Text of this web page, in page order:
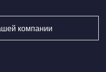
компании